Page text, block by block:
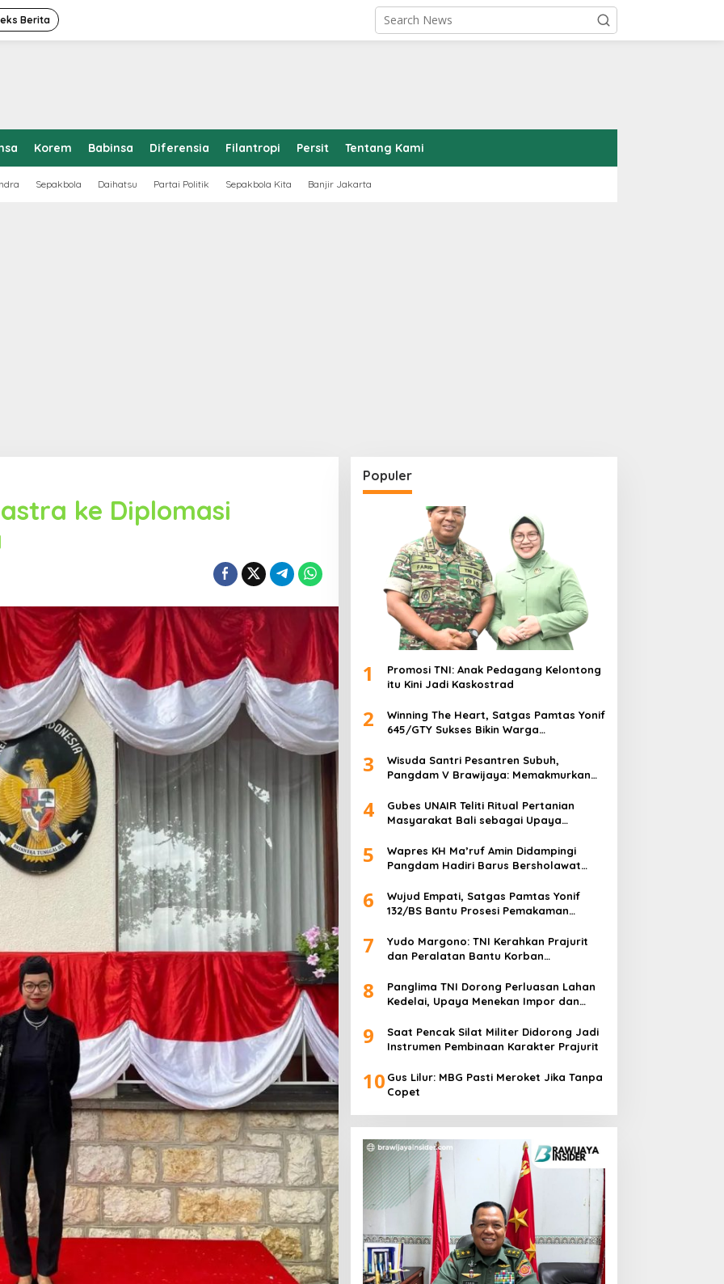
Berita
Korem Babinsa Diferensia Filantropi Persit Tentang Kami
Sepakbola Daihatsu Partai Politik Sepakbola Kita Banjir Jakarta
ke Diplomasi
Populer
1
Promosi TNI: Anak Pedagang Kelontong
itu Kini Jadi Kaskostrad
2
Winning The Heart, Satgas Pamtas Yonif
645/GTY Sukses Bikin Warga
3
Wisuda Santri Pesantren Subuh,
Pangdam V Brawijaya: Memakmurkan
4
Gubes UNAIR Teliti Ritual Pertanian
Masyarakat Bali sebagai Upaya
5
Wapres KH Ma’ruf Amin Didampingi
Pangdam Hadiri Barus Bersholawat
6
Wujud Empati, Satgas Pamtas Yonif
132/BS Bantu Prosesi Pemakaman
7
Yudo Margono: TNI Kerahkan Prajurit
dan Peralatan Bantu Korban
8
Panglima TNI Dorong Perluasan Lahan
Kedelai, Upaya Menekan Impor dan
9
Saat Pencak Silat Militer Didorong Jadi
Instrumen Pembinaan Karakter Prajurit
10 Gus Lilur: MBG Pasti Meroket Jika Tanpa
Copet